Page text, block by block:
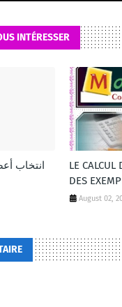
INTÉRESSER
انتخاب
LE CALCUL
DES
August 02,